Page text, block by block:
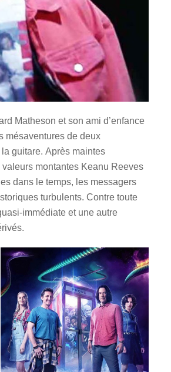
Matheson et son ami d’enfance
mésaventures de deux
guitare. Après maintes
montantes Keanu Reeves
dans le temps, les messagers
turbulents. Contre toute
immédiate et une autre